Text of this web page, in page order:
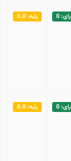
رای: 0 رتبه: 0.0
رای: 0 رتبه: 0.0